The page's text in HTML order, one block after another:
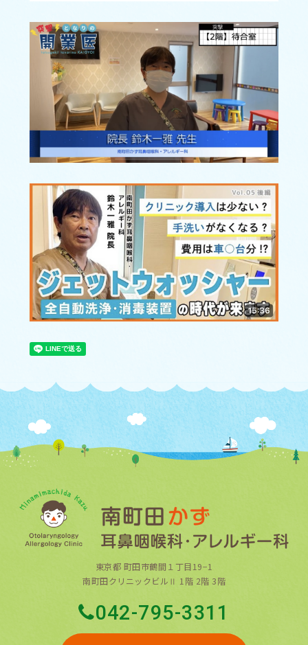
東京都 町田市鶴間１丁目19−1
南町田クリニックビルⅡ 1階 2階 3階
042-795-3311